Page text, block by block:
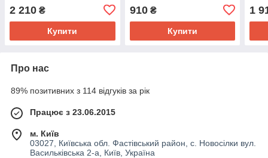
2 210 ₴
Купити
910₴
Купити
1
Про нас
89% позитивних з 114 відгуків за рік
Працює з 23.06.2015
м. Київ
03027, Київська обл. Фастівський район, с. Новосілки вул.
Васильківська 2-а, Київ, Україна